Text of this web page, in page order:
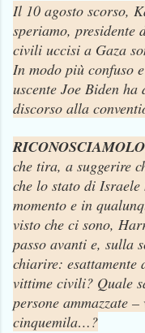
Il 10 agosto scorso,
speriamo, presidente
civili uccisi a Gaza
In modo più confuso
uscente Joe Biden ha
discorso alla
RICONOSCIAMOLO
che tira, a suggerire
che lo stato di
momento e in
visto che ci sono,
passo avanti e, sulla
chiarire: esattamente
vittime civili? Quale
persone ammazzate
cinquemila…?